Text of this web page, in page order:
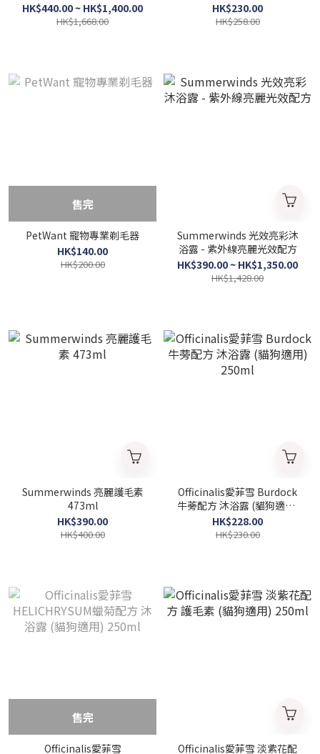
HK$440.00 ~ HK$1,400.00
HK$1,668.00
HK$230.00
HK$258.00
售完
PetWant 寵物專業剃毛器
HK$140.00
HK$200.00
Summerwinds 光效亮彩沐
浴露 - 紫外線亮麗光效配方
HK$390.00 ~ HK$1,350.00
HK$1,428.00
Summerwinds 亮麗護毛素
473ml
HK$390.00
HK$400.00
Officinalis愛菲雪 Burdock
牛蒡配方 沐浴露 (貓狗適用)
250ml
HK$228.00
HK$230.00
售完
Officinalis愛菲雪 Officinalis愛菲雪 淡紫花配